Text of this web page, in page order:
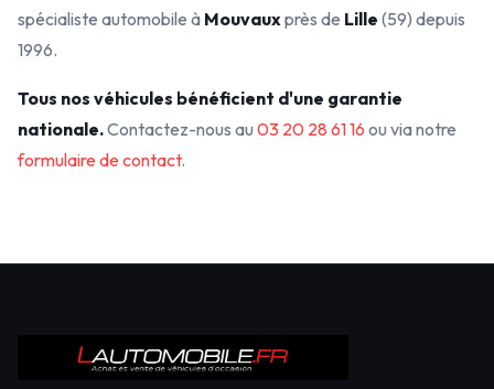
spécialiste automobile à Mouvaux près de Lille (59) depuis
1996.
Tous nos véhicules bénéficient d'une garantie
nationale.Contactez-nous au 03 20 28 61 16 ou via notre
formulaire de contact.